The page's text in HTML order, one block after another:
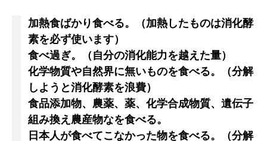
加熱食ばかり食べる。（加熱したものは消化酵
素を必ず使います）
食べ過ぎ。（自分の消化能力を越えた量）
化学物質や自然界に無いものを食べる。（分解
しようと消化酵素を浪費）
食品添加物、農薬、薬、化学合成物質、遺伝子
組み換え農産物なを食べる。
日本人が食べてこなかった物を食べる。（分解